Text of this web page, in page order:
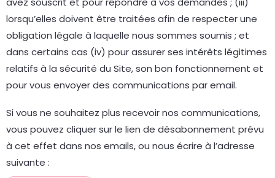
lorsqu’elles doivent être traitées afin de respecter une
obligation légale à laquelle nous sommes soumis ; et
dans certains cas (iv) pour assurer ses intérêts légitimes
relatifs à la sécurité du Site, son bon fonctionnement et
pour vous envoyer des communications par email.
Si vous ne souhaitez plus recevoir nos communications,
vous pouvez cliquer sur le lien de désabonnement prévu
à cet effet dans nos emails, ou nous écrire à l’adresse
suivante :